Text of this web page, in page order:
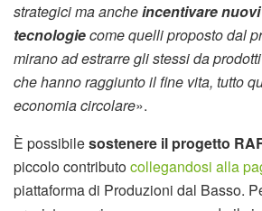
strategici ma ancheincentivare
tecnologiecome quelli proposto dal
mirano ad estrarre gli stessi da
che hanno raggiunto il fine vita, tutto
economia circolare».
È possibilesostenere il progetto
piccolo contributocollegandosi alla
piattaforma di Produzioni dal Basso.